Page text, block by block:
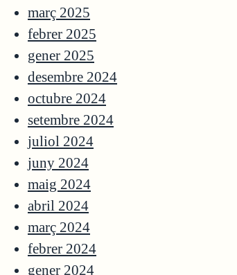
març 2025
febrer 2025
gener 2025
desembre 2024
octubre 2024
setembre 2024
juliol 2024
juny 2024
maig 2024
abril 2024
març 2024
febrer 2024
gener 2024